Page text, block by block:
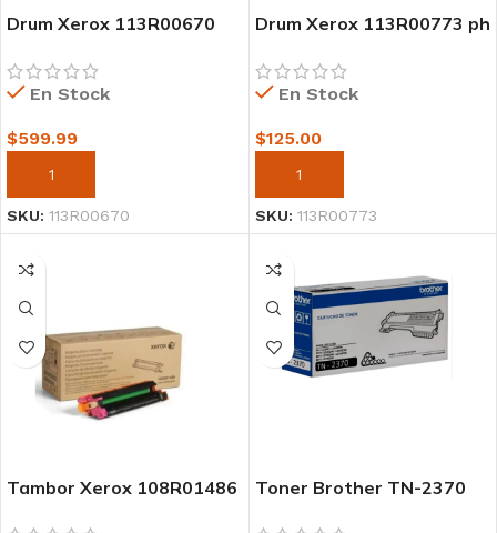
Drum Xerox 113R00670
En Stock
$599.99
AÑADIR AL CARRITO
SKU: 113R00670
Drum Xerox 113R00773 ph
En Stock
$125.00
AÑADIR AL CARRITO
SKU: 113R00773
Tambor Xerox 108R01486
Toner Brother TN-2370